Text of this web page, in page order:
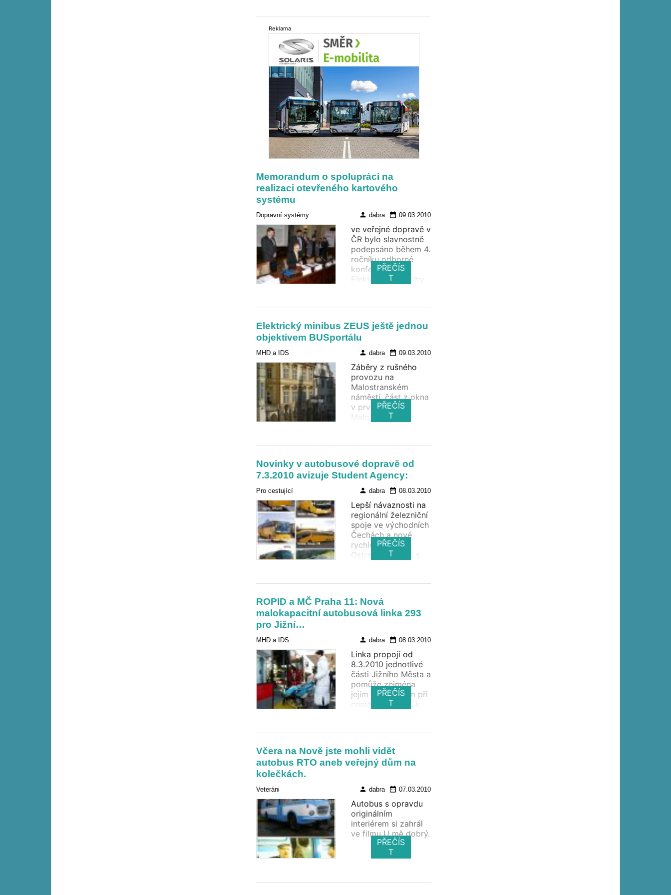
Reklama
Memorandum o spolupráci na
realizaci otevřeného kartového
systému
Dopravní systémy person dabra date_range 09.03.2010
ve veřejné dopravě v
ČR bylo slavnostně
podepsáno během 4.
ročníku odborné
konference
Elektronické platby
PŘEČÍS
T
Elektrický minibus ZEUS ještě jednou
objektivem BUSportálu
MHD a IDS person dabra date_range 09.03.2010
Záběry z rušného
provozu na
Malostranském
náměstí, část z okna
v prvním patře
Malostranského
PŘEČÍS
T
Novinky v autobusové dopravě od
7.3.2010 avizuje Student Agency:
Pro cestující person dabra date_range 08.03.2010
Lepší návaznosti na
regionální železniční
spoje ve východních
Čechách a nové
rychlé spojení
Ostravy s Brnem s
dálnice.
PŘEČÍS
T
ROPID a MČ Praha 11: Nová
malokapacitní autobusová linka 293
pro Jižní…
MHD a IDS person dabra date_range 08.03.2010
Linka propojí od
8.3.2010 jednotlivé
části Jižního Města a
pomůže zejména
jejím obyvatelům při
cestách na úřad, k
dnešního zahájení a
PŘEČÍS
T
Včera na Nově jste mohli vidět
autobus RTO aneb veřejný dům na
kolečkách.
Veteráni person dabra date_range 07.03.2010
Autobus s opravdu
originálním
interiérem si zahrál
ve filmu U mě dobrý.
PŘEČÍS
T